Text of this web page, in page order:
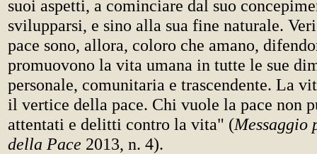
suoi aspetti, a cominciare dal suo
svilupparsi, e sino alla sua fine naturale.
pace sono, allora, coloro che amano,
promuovono la vita umana in tutte le sue
personale, comunitaria e trascendente. La
il vertice della pace. Chi vuole la pace non
attentati e delitti contro la vita" (Messaggio
della Pace 2013, n. 4).